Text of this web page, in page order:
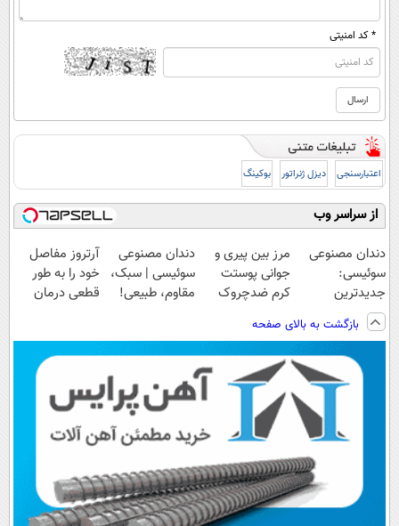
* کد امنیتی
اعتبارسنجی دیزل ژنراتور بوکینگ
از سراسر وب
دندان مصنوعی
سوئیسی:
جدیدترین
فناوری اروپا،
سبک و مقاوم |
پرداخت قسطی
مرز بین پیری و
جوانی پوستت
کرم ضدچروک
دندان مصنوعی
سوئیسی | سبک،
مقاوم، طبیعی!
اقساطی😍
آرتروز مفاصل
خود را به طور
قطعی درمان
بازگشت به بالای صفحه